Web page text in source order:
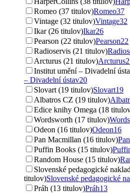
Romeo (37 titulov)Romeo37
Vintage (32 titulov)Vintage32
Ikar (26 titulov)Ikar26
Pearson (22 titulov)Pearson22
Radioservis (21 titulov)
Arcturus (21 titulov)Arcturus
Institut umění – Divadelní
– Divadelní ústav20
Slovart (19 titulov)Slovart19
Albatros CZ (19 titulov)
Edice knihy Omega (18
Wordsworth (17 titulov)
Odeon (16 titulov)Odeon16
Pan Macmillan (16 titulov)
Puffin Books (15 titulov)
Random House (15 titulov)
Slovenské pedagogické
titulov)Slovenské pedagogické
Práh (13 titulov)Práh13